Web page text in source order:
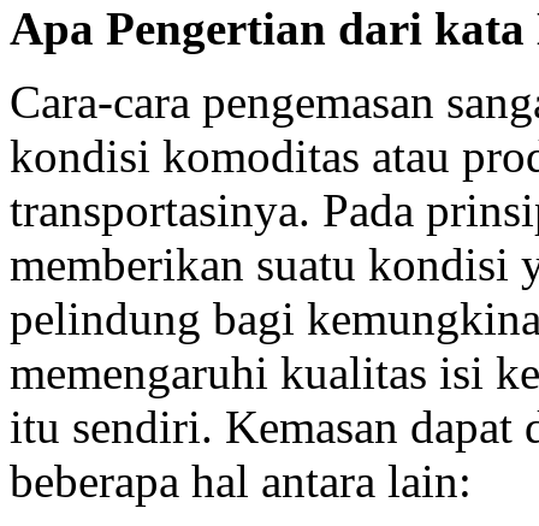
Apa Pengertian dari
Cara-cara pengemasan
kondisi komoditas atau
transportasinya. Pada
memberikan suatu kondisi
pelindung bagi
memengaruhi kualitas isi
itu sendiri. Kemasan dapat
beberapa hal antara lain: